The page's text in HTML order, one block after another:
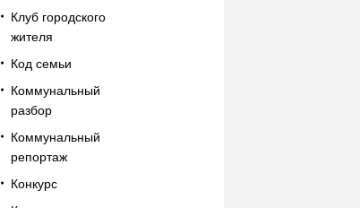
Клуб городского
жителя
Код семьи
Коммунальный
разбор
Коммунальный
репортаж
Конкурс